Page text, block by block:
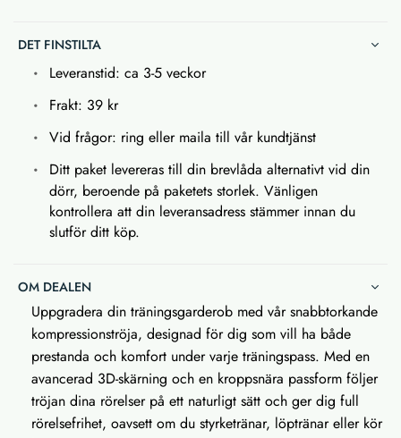
DET FINSTILTA
Leveranstid: ca 3-5 veckor
Frakt: 39 kr
Vid frågor: ring eller maila till vår kundtjänst
Ditt paket levereras till din brevlåda alternativt vid din
dörr, beroende på paketets storlek. Vänligen
kontrollera att din leveransadress stämmer innan du
slutför ditt köp.
OM DEALEN
Uppgradera din träningsgarderob med vår snabbtorkande
kompressionströja, designad för dig som vill ha både
prestanda och komfort under varje träningspass. Med en
avancerad 3D-skärning och en kroppsnära passform följer
tröjan dina rörelser på ett naturligt sätt och ger dig full
rörelsefrihet, oavsett om du styrketränar, löptränar eller kör